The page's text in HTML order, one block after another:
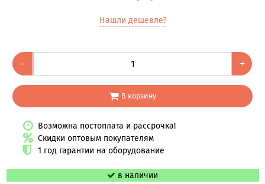
Нашли дешевле?
– +
В корзину
Возможна постоплата и рассрочка!
Скидки оптовым покупателям
1 год гарантии на оборудование
в наличии